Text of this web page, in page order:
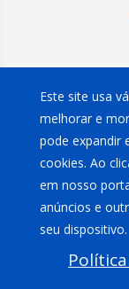
Este site usa
melhorar e
pode expandir
cookies. Ao
em nosso
anúncios e
seu dispositivo.
Rivitex Com.